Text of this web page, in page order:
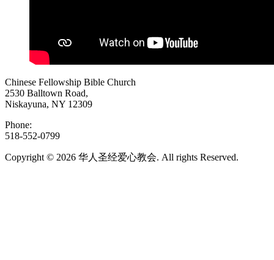
Chinese Fellowship Bible Church
2530 Balltown Road,
Niskayuna, NY 12309
Phone:
518-552-0799
Copyright © 2026 华人圣经爱心教会. All rights Reserved.